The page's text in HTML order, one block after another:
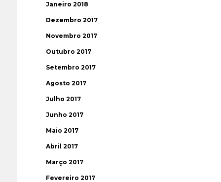
Janeiro 2018
Dezembro 2017
Novembro 2017
Outubro 2017
Setembro 2017
Agosto 2017
Julho 2017
Junho 2017
Maio 2017
Abril 2017
Março 2017
Fevereiro 2017